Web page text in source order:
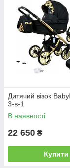
Дитячий візок
3-в-1
В наявності
22 650 ₴
Купити